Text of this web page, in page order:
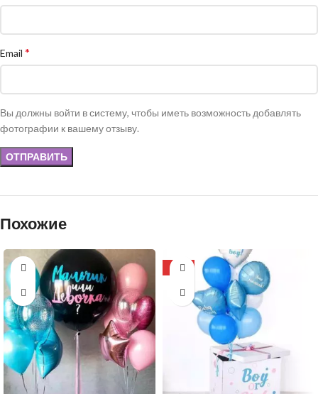
Email *
Вы должны войти в систему, чтобы иметь возможность добавлять
фотографии к вашему отзыву.
Похожие
-20%